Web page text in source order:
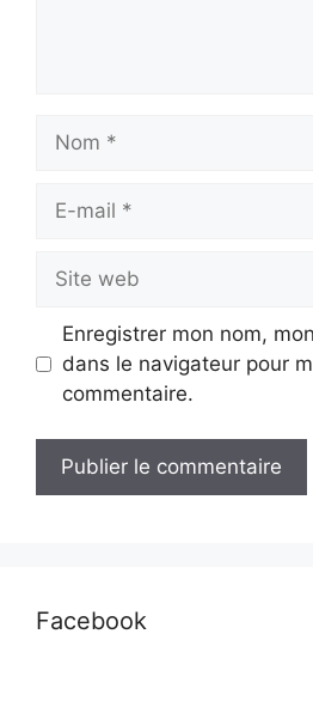
mail
web
Enregistrer mon nom,
dans le navigateur pour
commentaire.
Facebook